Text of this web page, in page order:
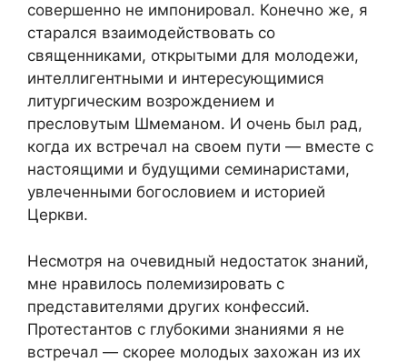
совершенно не импонировал. Конечно же, я
старался взаимодействовать со
священниками, открытыми для молодежи,
интеллигентными и интересующимися
литургическим возрождением и
пресловутым Шмеманом. И очень был рад,
когда их встречал на своем пути — вместе с
настоящими и будущими семинаристами,
увлеченными богословием и историей
Церкви.
Несмотря на очевидный недостаток знаний,
мне нравилось полемизировать с
представителями других конфессий.
Протестантов с глубокими знаниями я не
встречал — скорее молодых захожан из их